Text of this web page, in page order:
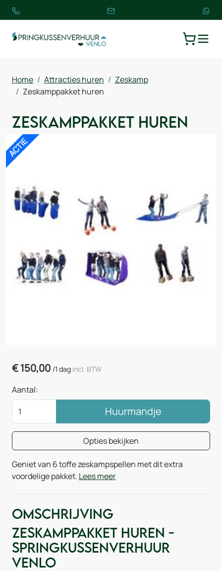
Home Attracties huren
Zeskamp
Zeskamppakket huren
Zeskamppakket huren
ACTIE
€150,00 /1 dag incl. BTW
Aantal:
Huurmandje
Opties bekijken
Geniet van 6 toffe zeskampspellen met dit extra
voordelige pakket. Lees meer
Omschrijving
Zeskamppakket huren -
Springkussenverhuur
Venlo